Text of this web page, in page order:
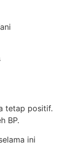
tetap positif.
BP.
ini